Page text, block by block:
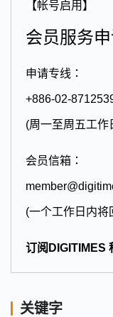
【帐号启用】
会员服务
申请专线：
+886-02-
(周一至周五工作
会员信箱：
(一个工作日内将
订阅DIGITIMES
关键字